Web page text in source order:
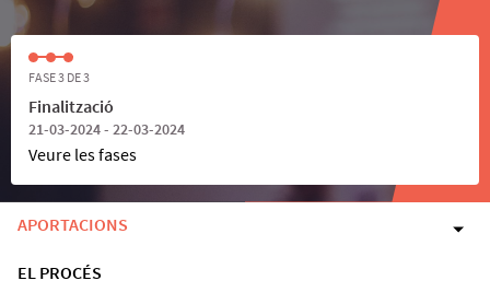
FASE 3 DE 3
Finalització
21-03-2024 - 22-03-2024
Veure les fases
APORTACIONS
EL PROCÉS